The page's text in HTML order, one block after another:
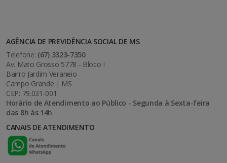
AGÊNCIA DE PREVIDÊNCIA SOCIAL DE MS
Telefone: (67) 3323-7350
Av. Mato Grosso 5778 - Bloco I
Bairro Jardim Veraneio
Campo Grande | MS
CEP: 79.031-001
Horário de Atendimento ao Público - Segunda à Sexta-feira
das 8h às 14h
CANAIS DE ATENDIMENTO